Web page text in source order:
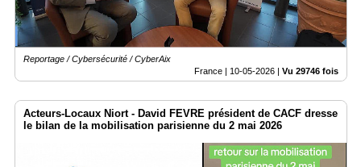
Reportage / Cybersécurité / CyberAix
France | 10-05-2026 | Vu 29746 fois
Acteurs-Locaux Niort - David FEVRE président de CACF dresse
le bilan de la mobilisation parisienne du 2 mai 2026